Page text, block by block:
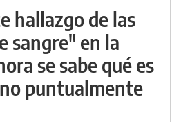
hallazgo de las
sangre" en la
se sabe qué es
puntualmente